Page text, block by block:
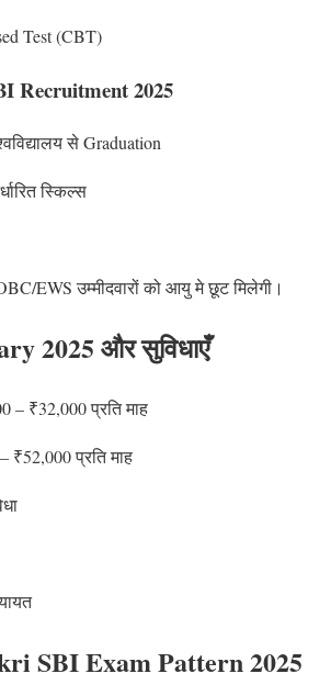
Test (CBT)
Recruitment 2025
से Graduation
स्किल्स
EWS उम्मीदवारों को आयु मे छूट मिलेगी।
2025 और सुविधाएँ
– ₹32,000 प्रति माह
₹52,000 प्रति माह
SBI Exam Pattern 2025